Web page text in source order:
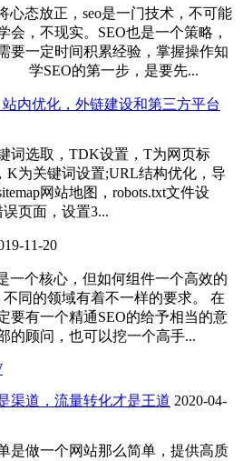
心态放正，seo是一门技术，不可能
会，不现实。SEO也是一个策略，
要一定时间积累经验，掌握操作知
学SEO的第一步，是要先...
内优化，外链建设和第三方平台
词选取，TDK设置，T为网页标
K为关键词设置;URL结构优化，导
网站地图，robots.txt文件设
页面，设置3...
11-20
一个核心，但如何组件一个高效的
同的领域有着不一样的要求。 在
要有一个精通SEO的给予相当的意
的顾问，也可以挖一个高手...
渠道，流量转化才是王道 2020-04-
是做一个网站那么简单，提供高质